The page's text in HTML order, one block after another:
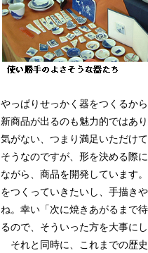
やっぱりせっかく器をつくるか
新商品が出るのも魅力的ではあ
気がない、つまり満足いただけ
そうなのですが、形を決める際
ながら、商品を開発しています
をつくっていきたいし、手描き
ね。幸い「次に焼きあがるまで
るので、そういった方を大事に
それと同時に、これまでの歴